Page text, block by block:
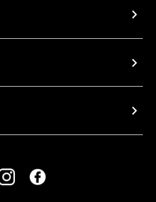
chevron_right
chevron_right
chevron_right